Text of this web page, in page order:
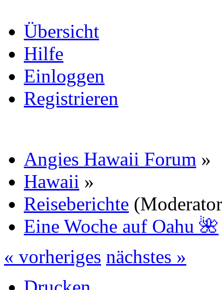
Übersicht
Hilfe
Einloggen
Registrieren
Angies Hawaii Forum »
Hawaii »
Reiseberichte
Eine Woche auf Oahu 🌺
« vorheriges nächstes »